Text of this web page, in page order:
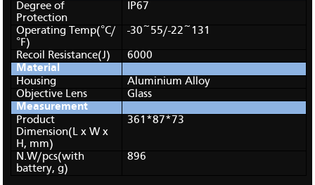
Degree of
Protection
IP67
Operating Temp(°C/
°F)
-30~55/-22~131
Recoil Resistance(J)
6000
Material
Housing
Aluminium Alloy
Objective Lens
Glass
Measurement
Product
Dimension(L x W x
H, mm)
361*87*73
N.W/pcs(with
battery, g)
896